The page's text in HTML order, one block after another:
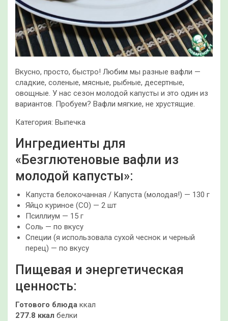
Вкусно, просто, быстро! Любим мы разные вафли —
сладкие, соленые, мясные, рыбные, десертные,
овощные. У нас сезон молодой капусты и это один из
вариантов. Пробуем? Вафли мягкие, не хрустящие.
Категория: Выпечка
Ингредиенты для
«Безглютеновые вафли из
молодой капусты»:
Капуста белокочанная / Капустa (молодая!) — 130 г
Яйцо куриное (СО) — 2 шт
Псиллиум — 15 г
Соль — по вкусу
Специи (я использовала сухой чеснок и черный
перец) — по вкусу
Пищевая и энергетическая
ценность:
Готового блюда ккал
277.8 ккал белки